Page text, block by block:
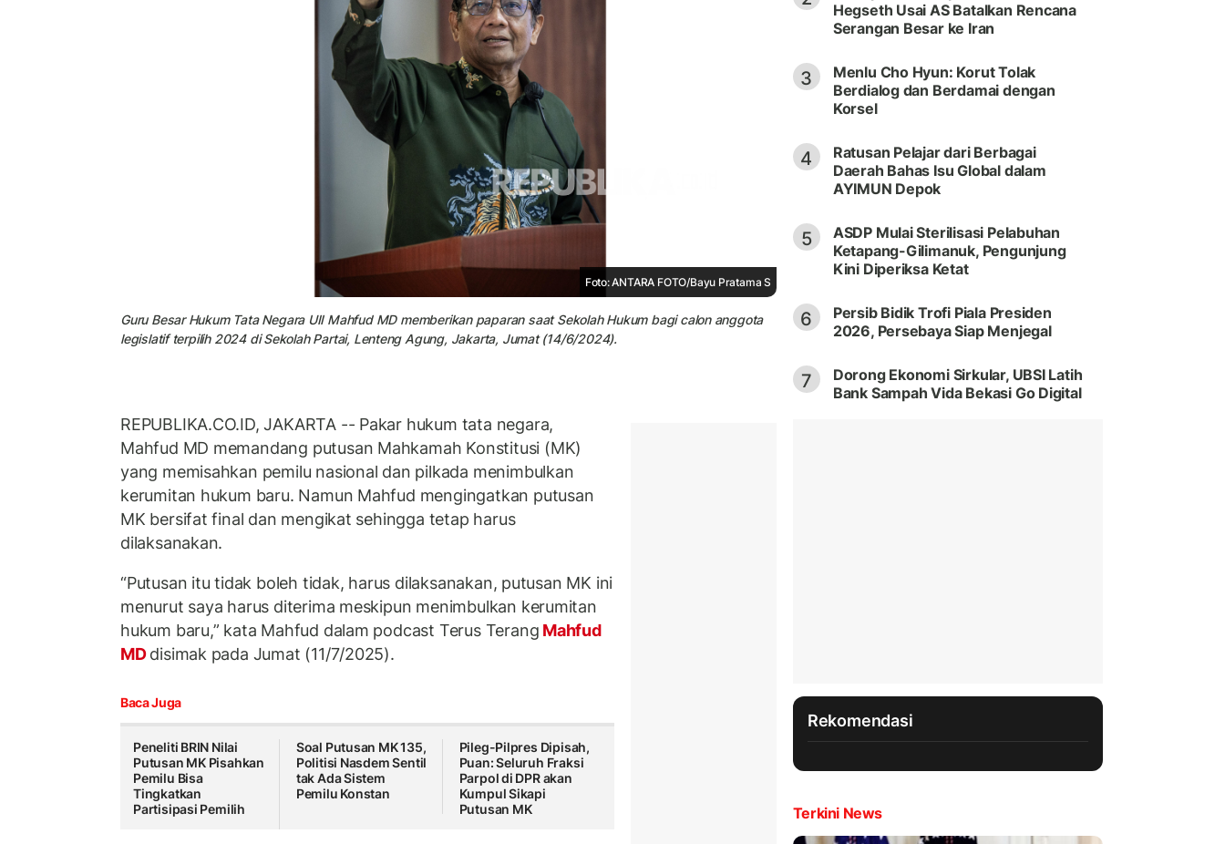
Foto: ANTARA FOTO/Bayu Pratama S
Guru Besar Hukum Tata Negara UII Mahfud MD memberikan paparan saat Sekolah Hukum bagi calon anggota
legislatif terpilih 2024 di Sekolah Partai, Lenteng Agung, Jakarta, Jumat (14/6/2024).
REPUBLIKA.CO.ID, JAKARTA -- Pakar hukum tata negara,
Mahfud MD memandang putusan Mahkamah Konstitusi (MK)
yang memisahkan pemilu nasional dan pilkada menimbulkan
kerumitan hukum baru. Namun Mahfud mengingatkan putusan
MK bersifat final dan mengikat sehingga tetap harus
dilaksanakan.
“Putusan itu tidak boleh tidak, harus dilaksanakan, putusan MK ini
menurut saya harus diterima meskipun menimbulkan kerumitan
hukum baru,” kata Mahfud dalam podcast Terus Terang Mahfud
MDdisimak pada Jumat (11/7/2025).
Baca Juga
Peneliti BRIN Nilai
Putusan MK Pisahkan
Pemilu Bisa
Tingkatkan
Partisipasi Pemilih
Soal Putusan MK 135,
Politisi Nasdem Sentil
tak Ada Sistem
Pemilu Konstan
Pileg-Pilpres Dipisah,
Puan: Seluruh Fraksi
Parpol di DPR akan
Kumpul Sikapi
Putusan MK
Hegseth Usai AS Batalkan Rencana
Serangan Besar ke Iran
3
Menlu Cho Hyun: Korut Tolak
Berdialog dan Berdamai dengan
Korsel
4
Ratusan Pelajar dari Berbagai
Daerah Bahas Isu Global dalam
AYIMUN Depok
5
ASDP Mulai Sterilisasi Pelabuhan
Ketapang-Gilimanuk, Pengunjung
Kini Diperiksa Ketat
6
Persib Bidik Trofi Piala Presiden
2026, Persebaya Siap Menjegal
7
Dorong Ekonomi Sirkular, UBSI Latih
Bank Sampah Vida Bekasi Go Digital
Rekomendasi
Terkini News